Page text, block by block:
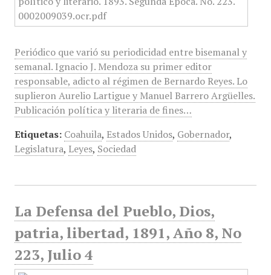
Periódico que varió su periodicidad entre bisemanal y
semanal. Ignacio J. Mendoza su primer editor
responsable, adicto al régimen de Bernardo Reyes. Lo
suplieron Aurelio Lartigue y Manuel Barrero Argüelles.
Publicación política y literaria de fines…
Etiquetas: Coahuila, Estados Unidos, Gobernador,
Legislatura, Leyes, Sociedad
La Defensa del Pueblo, Dios,
patria, libertad, 1891, Año 8, No
223, Julio 4